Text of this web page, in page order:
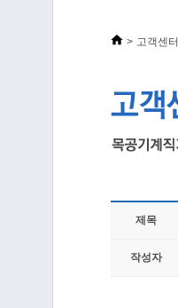
> 고객센터
제목
작성자